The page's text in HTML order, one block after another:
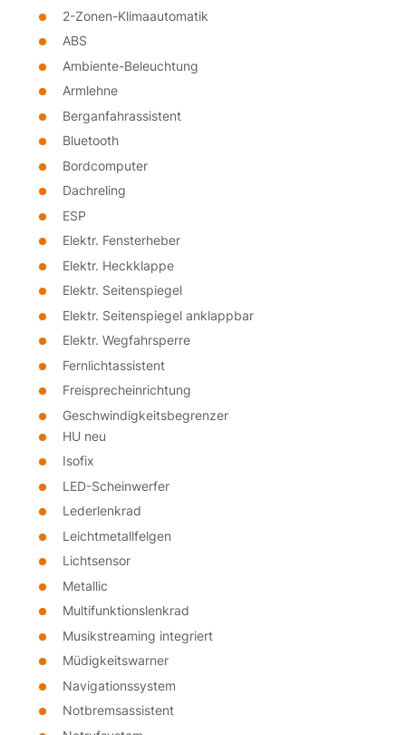
2-Zonen-Klimaautomatik
ABS
Ambiente-Beleuchtung
Armlehne
Berganfahrassistent
Bluetooth
Bordcomputer
Dachreling
ESP
Elektr. Fensterheber
Elektr. Heckklappe
Elektr. Seitenspiegel
Elektr. Seitenspiegel anklappbar
Elektr. Wegfahrsperre
Fernlichtassistent
Freisprecheinrichtung
Geschwindigkeitsbegrenzer
HU neu
Isofix
LED-Scheinwerfer
Lederlenkrad
Leichtmetallfelgen
Lichtsensor
Metallic
Multifunktionslenkrad
Musikstreaming integriert
Müdigkeitswarner
Navigationssystem
Notbremsassistent